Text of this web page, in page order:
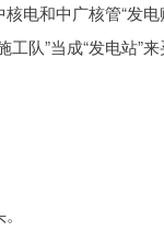
电和中广核管“发
队”当成“发电站”来